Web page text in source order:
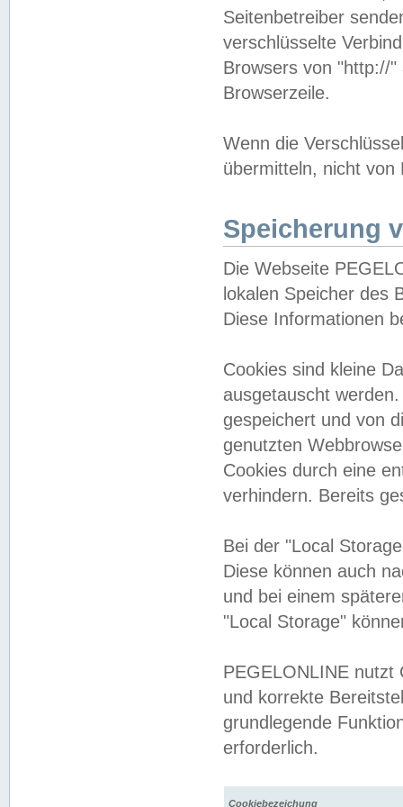
Seitenbetreiber
verschlüsselte
Browsers von "http://
Browserzeile.
Wenn die
übermitteln, nicht von
Speicherung
Die Webseite
lokalen Speicher des
Diese Informationen
Cookies sind kleine
ausgetauscht
gespeichert und von
genutzten
Cookies durch eine
verhindern. Bereits
Bei der "Local
Diese können auch
und bei einem
"Local Storage"
PEGELONLINE nutzt
und korrekte
grundlegende
erforderlich.
Cookiebezeichung